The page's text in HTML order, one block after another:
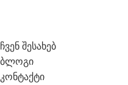
ჩვენ შესახებ
ბლოგი
კონტაქტი